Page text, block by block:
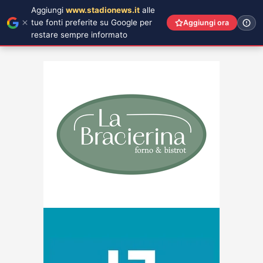
Aggiungi www.stadionews.it alle
tue fonti preferite su Google per
restare sempre informato
Aggiungi ora